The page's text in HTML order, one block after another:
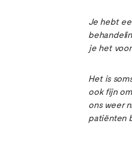
Je hebt
je het
Het is
ook fijn
ons weer
patiënten